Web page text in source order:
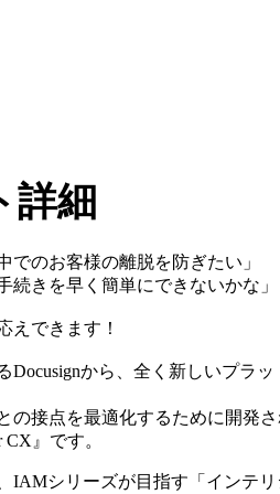
詳細
でのお客様の離脱を防ぎたい」
続きを早く簡単にできないかな」
えできます！
Docusignから、全く新しいプラ
の接点を最適化するために開発
CX』です。
IAMシリーズが目指す「インテ